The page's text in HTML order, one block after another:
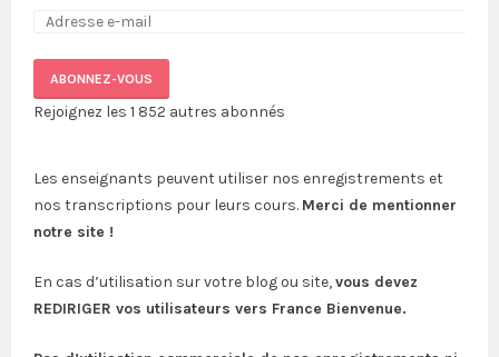
ABONNEZ-VOUS
Rejoignez les 1 852 autres abonnés
Les enseignants peuvent utiliser nos enregistrements et
nos transcriptions pour leurs cours. Merci de mentionner
notre site !
En cas d’utilisation sur votre blog ou site,vous devez
REDIRIGER vos utilisateurs vers France Bienvenue.